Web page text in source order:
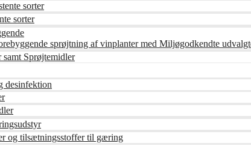
sorter
sorter
sprøjtning af vinplanter med Miljøgodkendte
samt Sprøjtemidler
desinfektion
og tilsætningsstoffer til gæring